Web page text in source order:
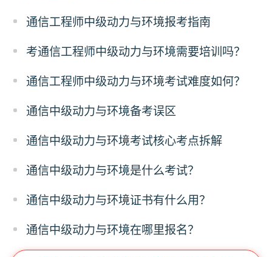
通信工程师中级动力与环境报考指南
考通信工程师中级动力与环境需要培训吗？
通信工程师中级动力与环境考试难度如何？
通信中级动力与环境备考误区
通信中级动力与环境考试核心考点拆解
通信中级动力与环境是什么考试？
通信中级动力与环境证书有什么用？
通信中级动力与环境在哪里报名？